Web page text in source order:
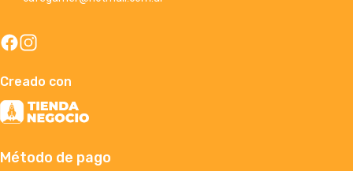
Creado con
Método de pago